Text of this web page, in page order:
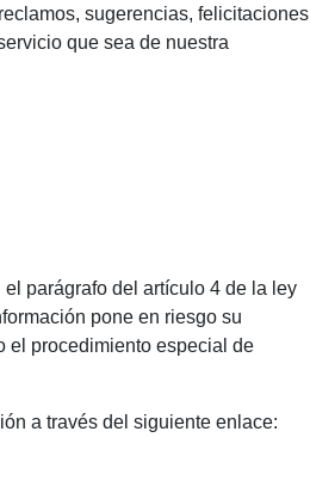
sugerencias, felicitaciones
que sea de nuestra
parágrafo del artículo 4 de la ley
pone en riesgo su
el procedimiento especial de
a través del siguiente enlace: